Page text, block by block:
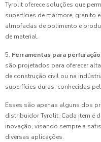
Tyrolit oferece soluções que
superfícies de mármore, granito
almofadas de polimento e
de material.
5. Ferramentas para
são projetados para oferecer
de construção civil ou na
superfícies duras, conhecidas
Esses são apenas alguns dos
distribuidor Tyrolit. Cada item é
inovação, visando sempre a
diversas aplicações.